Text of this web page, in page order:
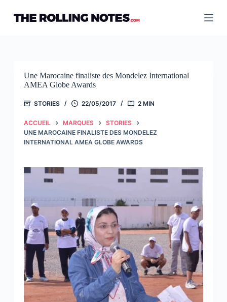
contenu
Une Marocaine finaliste des Mondelez International
AMEA Globe Awards
STORIES 22/05/2017 2 MIN
ACCUEIL MARQUES
STORIES
UNE MAROCAINE FINALISTE DES MONDELEZ
INTERNATIONAL AMEA GLOBE AWARDS